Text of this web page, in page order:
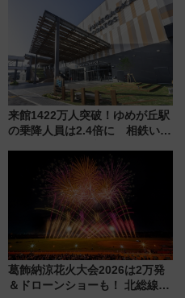
ディング＆カジュアルパーティ
ープラン
来館1422万人突破！ゆめが丘駅
の乗降人員は2.4倍に 相鉄いず
年祭にそうにゃん＆DB.スター
マンが登場
葛飾納涼花火大会2026は2万発
＆ドローンショーも！ 北総線を